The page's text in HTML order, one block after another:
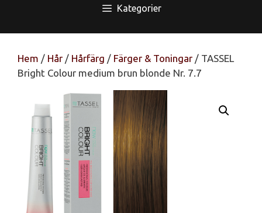
Kategorier
Hem / Hår / Hårfärg / Färger & Toningar / TASSEL
Bright Colour medium brun blonde Nr. 7.7